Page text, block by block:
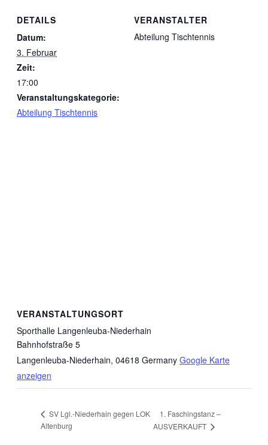
DETAILS
Datum:
3. Februar
Zeit:
17:00
Veranstaltungskategorie:
Abteilung Tischtennis
VERANSTALTER
Abteilung Tischtennis
VERANSTALTUNGSORT
Sporthalle Langenleuba-Niederhain
Bahnhofstraße 5
Langenleuba-Niederhain, 04618 Germany Google Karte
anzeigen
SV Lgl.-Niederhain gegen LOK
Altenburg
1. Faschingstanz –
AUSVERKAUFT